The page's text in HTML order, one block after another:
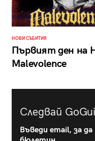
НОВИ СЪБИТИЯ
Първият ден на
Malevolence
Следвай
Въведи email, за